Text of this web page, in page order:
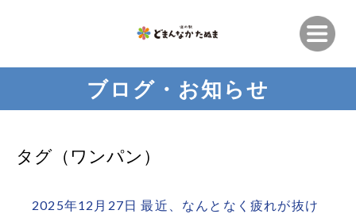
ブログ・お知らせ
タグ（ワンパン）
2025年12月27日 最近、なんとなく疲れが抜け